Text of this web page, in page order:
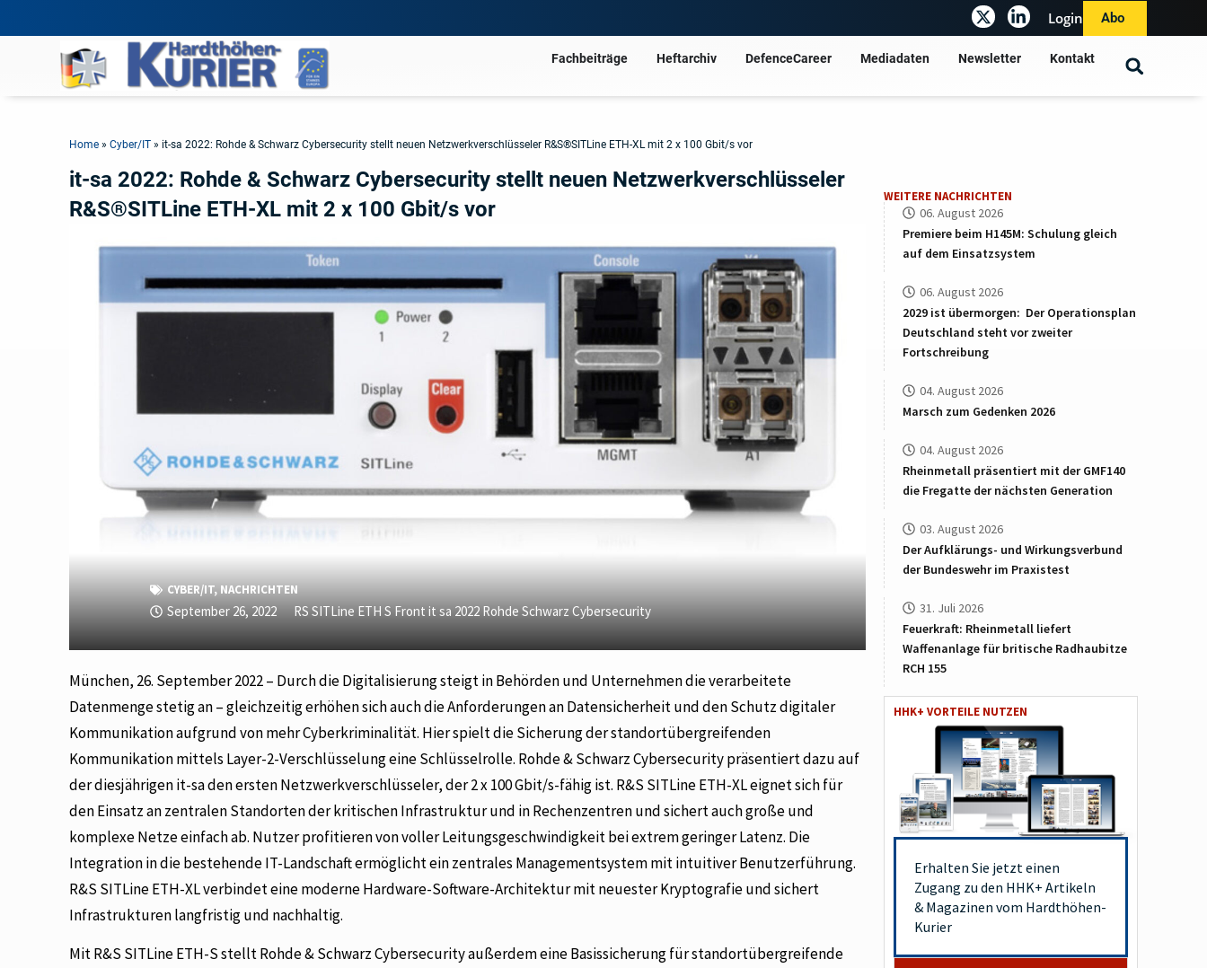
Login Abo
Fachbeiträge Heftarchiv DefenceCareer Mediadaten Newsletter Kontakt
Home »Cyber/IT » it-sa 2022: Rohde & Schwarz Cybersecurity stellt neuen Netzwerkverschlüsseler R&S®SITLine ETH-XL mit 2 x 100 Gbit/s vor
it-sa 2022: Rohde & Schwarz Cybersecurity stellt neuen Netzwerkverschlüsseler
R&S®SITLine ETH-XL mit 2 x 100 Gbit/s vor
CYBER/IT, NACHRICHTEN
September 26, 2022 RS SITLine ETH S Front it sa 2022 Rohde Schwarz Cybersecurity
München, 26. September 2022 – Durch die Digitalisierung steigt in Behörden und Unternehmen die verarbeitete
Datenmenge stetig an – gleichzeitig erhöhen sich auch die Anforderungen an Datensicherheit und den Schutz digitaler
Kommunikation aufgrund von mehr Cyberkriminalität. Hier spielt die Sicherung der standortübergreifenden
Kommunikation mittels Layer-2-Verschlüsselung eine Schlüsselrolle. Rohde & Schwarz Cybersecurity präsentiert dazu auf
der diesjährigen it-sa den ersten Netzwerkverschlüsseler, der 2 x 100 Gbit/s-fähig ist. R&S SITLine ETH-XL eignet sich für
den Einsatz an zentralen Standorten der kritischen Infrastruktur und in Rechenzentren und sichert auch große und
komplexe Netze einfach ab. Nutzer profitieren von voller Leitungsgeschwindigkeit bei extrem geringer Latenz. Die
Integration in die bestehende IT-Landschaft ermöglicht ein zentrales Managementsystem mit intuitiver Benutzerführung.
R&S SITLine ETH-XL verbindet eine moderne Hardware-Software-Architektur mit neuester Kryptografie und sichert
Infrastrukturen langfristig und nachhaltig.
Mit R&S SITLine ETH-S stellt Rohde & Schwarz Cybersecurity außerdem eine Basissicherung für standortübergreifende
WEITERE NACHRICHTEN
06. August 2026
Premiere beim H145M: Schulung gleich
auf dem Einsatzsystem
06. August 2026
2029 ist übermorgen: Der Operationsplan
Deutschland steht vor zweiter
Fortschreibung
04. August 2026
Marsch zum Gedenken 2026
04. August 2026
Rheinmetall präsentiert mit der GMF140
die Fregatte der nächsten Generation
03. August 2026
Der Aufklärungs- und Wirkungsverbund
der Bundeswehr im Praxistest
31. Juli 2026
Feuerkraft: Rheinmetall liefert
Waffenanlage für britische Radhaubitze
RCH 155
HHK+ VORTEILE NUTZEN
Erhalten Sie jetzt einen
Zugang zu den HHK+ Artikeln
& Magazinen vom Hardthöhen-
Kurier